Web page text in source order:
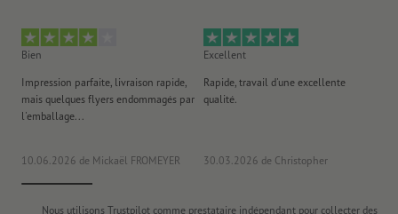
Bien
Impression parfaite, livraison rapide,
mais quelques flyers endommagés par
l'emballage...
10.06.2026 de Mickaël FROMEYER
Excellent
Rapide, travail d'une excellente
qualité.
30.03.2026 de Christopher
Nous utilisons Trustpilot comme prestataire indépendant pour collecter des